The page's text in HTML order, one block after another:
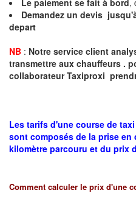
Le paiement se fait à bord,
Demandez un devis
depart
NB : Notre service client
transmettre aux chauffeurs .
collaborateur Taxiproxi
Les tarifs d'une course de
sont composés de la prise
kilomètre parcouru et du prix
Comment calculer le prix d'une